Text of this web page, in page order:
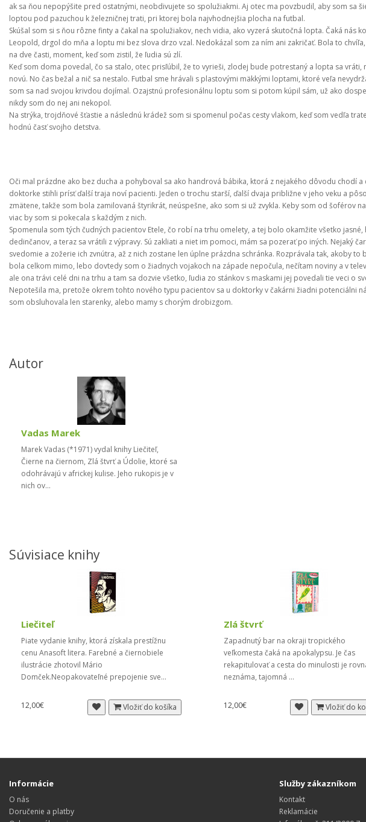
ak sa ňou nepopýšite pred ostatnými, neobdivujete so spolužiakmi. Aj otec ma povzbudil, aby som sa
loptou pod pazuchou k železničnej trati, pri ktorej bola najvhodnejšia plocha na futbal.
Skúšal som si s ňou rôzne finty a čakal na spolužiakov, nech vidia, ako vyzerá skutočná lopta. Čaká nás
Leopold, drgol do mňa a loptu mi bez slova drzo vzal. Nedokázal som za ním ani zakričať. Bola to
na dve časti, moment, keď som zistil, že ľudia sú zlí.
Keď som doma povedal, čo sa stalo, otec prisľúbil, že to vyrieši, zlodej bude potrestaný a lopta sa
novú. No čas bežal a nič sa nestalo. Futbal sme hrávali s plastovými mäkkými loptami, ktoré veľa
som sa nad svojou krivdou dojímal. Ozajstnú profesionálnu loptu som si potom kúpil sám, už ako
nikdy som do nej ani nekopol.
Na strýka, trojdňové šťastie a následnú krádež som si spomenul počas cesty vlakom, keď som vedľa
hodnú časť svojho detstva.
Oči mal prázdne ako bez ducha a pohyboval sa ako handrová bábika, ktorá z nejakého dôvodu chodí
doktorke stihli prísť ďalší traja noví pacienti. Jeden o trochu starší, ďalší dvaja približne v jeho veku a
zmätene, takže som bola zamilovaná štyrikrát, neúspešne, ako som si už zvykla. Keby som od šoférov
viac by som si pokecala s každým z nich.
Spomenula som tých čudných pacientov Etele, čo robí na trhu omelety, a tej bolo okamžite všetko
dedinčanov, a teraz sa vrátili z výpravy. Sú zakliati a niet im pomoci, mám sa pozerať po iných. Nejaký
svedomie a zožerie ich zvnútra, až z nich zostane len úplne prázdna schránka. Rozprávala tak, akoby
bola celkom mimo, lebo dovtedy som o žiadnych vojakoch na západe nepočula, nečítam noviny a v
ale ona trávi celé dni na trhu a tam sa dozvie všetko, ľudia zo stánkov s maskami jej povedali tie veci o
Nepotešila ma, pretože okrem tohto nového typu pacientov sa u doktorky v čakárni žiadni potenciálni
som obsluhovala len starenky, alebo mamy s chorým drobizgom.
Autor
Vadas Marek
Marek Vadas (*1971) vydal knihy Liečiteľ,
Čierne na čiernom, Zlá štvrť a Údolie, ktoré sa
odohrávajú v africkej kulise. Jeho rukopis je v
nich ov...
Súvisiace knihy
Liečiteľ
Piate vydanie knihy, ktorá získala prestížnu
cenu Anasoft litera. Farebné a čiernobiele
ilustrácie zhotovil Mário
Domček.Neopakovateľné prepojenie sve...
12,00€ Vložiť do košíka
Zlá štvrť
Zapadnutý bar na okraji tropického
veľkomesta čaká na apokalypsu. Je čas
rekapitulovať a cesta do minulosti je
neznáma, tajomná ...
12,00€ Vložiť do
Informácie
O nás
Doručenie a platby
Služby zákazníkom
Kontakt
Reklamácie